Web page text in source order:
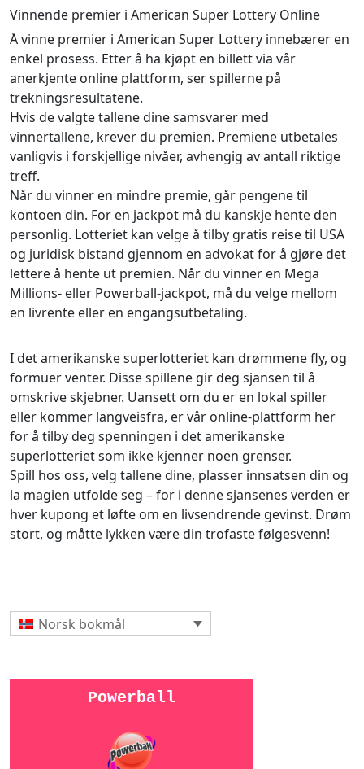
Vinnende premier i American Super Lottery Online
Å vinne premier i American Super Lottery innebærer en
enkel prosess. Etter å ha kjøpt en billett via vår
anerkjente online plattform, ser spillerne på
trekningsresultatene.
Hvis de valgte tallene dine samsvarer med
vinnertallene, krever du premien. Premiene utbetales
vanligvis i forskjellige nivåer, avhengig av antall riktige
treff.
Når du vinner en mindre premie, går pengene til
kontoen din. For en jackpot må du kanskje hente den
personlig. Lotteriet kan velge å tilby gratis reise til USA
og juridisk bistand gjennom en advokat for å gjøre det
lettere å hente ut premien. Når du vinner en Mega
Millions- eller Powerball-jackpot, må du velge mellom
en livrente eller en engangsutbetaling.
I det amerikanske superlotteriet kan drømmene fly, og
formuer venter. Disse spillene gir deg sjansen til å
omskrive skjebner. Uansett om du er en lokal spiller
eller kommer langveisfra, er vår online-plattform her
for å tilby deg spenningen i det amerikanske
superlotteriet som ikke kjenner noen grenser.
Spill hos oss, velg tallene dine, plasser innsatsen din og
la magien utfolde seg – for i denne sjansenes verden er
hver kupong et løfte om en livsendrende gevinst. Drøm
stort, og måtte lykken være din trofaste følgesvenn!
Norsk bokmål